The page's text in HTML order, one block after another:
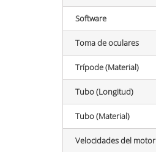
Software
Toma de oculares
Trípode (Material)
Tubo (Longitud)
Tubo (Material)
Velocidades del motor